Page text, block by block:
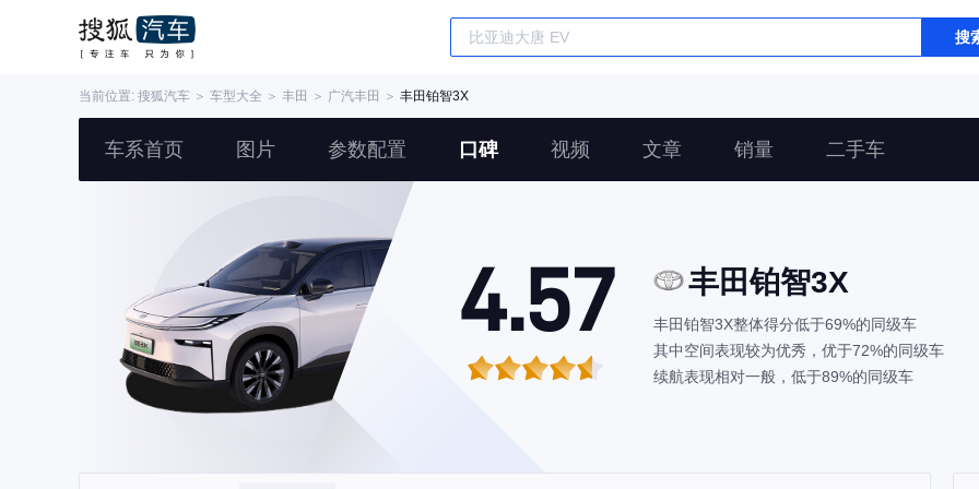
搜
当前位置: 搜狐汽车 ＞ 车型大全 ＞ 丰田 ＞ 广汽丰田 ＞ 丰田铂智3X
车系首页 图片 参数配置 口碑 视频 文章 销量 二手车
4.57 丰田铂智3X
丰田铂智3X整体得分低于69%的同级车
其中空间表现较为优秀，优于72%的同级车
续航表现相对一般，低于89%的同级车